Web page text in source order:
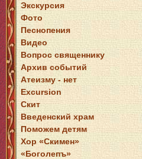
Экскурсия
Фото
Песнопения
Видео
Вопрос священнику
Архив событий
Атеизму - нет
Excursion
Скит
Введенский храм
Поможем детям
Хор «Скимен»
«Боголепъ»